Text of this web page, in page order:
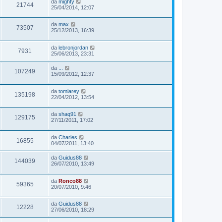
21744 da mighty
25/04/2014, 12:07
73507 da max
25/12/2013, 16:39
7931 da lebronjordan
25/06/2013, 23:31
107249 da
15/09/2012, 12:37
135198 da tomlarey
22/04/2012, 13:54
129175 da shaq91
27/11/2011, 17:02
16855 da Charles
04/07/2011, 13:40
144039 da Guidus88
26/07/2010, 13:49
59365 da Ronco88
20/07/2010, 9:46
12228 da Guidus88
27/06/2010, 18:29